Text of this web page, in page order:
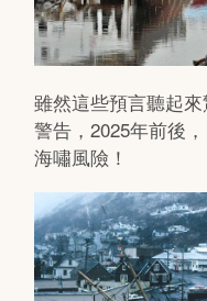
雖然這些預言聽起
警告，2025年前後
海嘯風險！